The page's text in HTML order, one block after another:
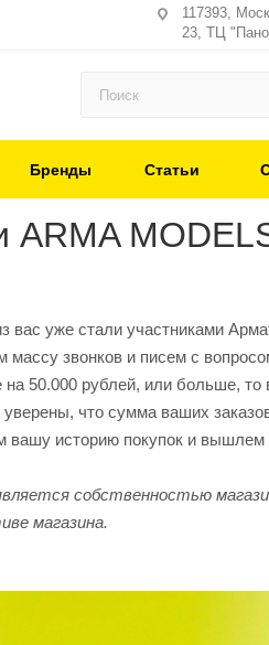
117393,
23, ТЦ
Бренды Статьи
ARMA
вас уже стали участниками
массу звонков и писем с
на 50.000 рублей, или больше,
уверены, что сумма ваших
вашу историю покупок и вышлем
собственностью
магазина.